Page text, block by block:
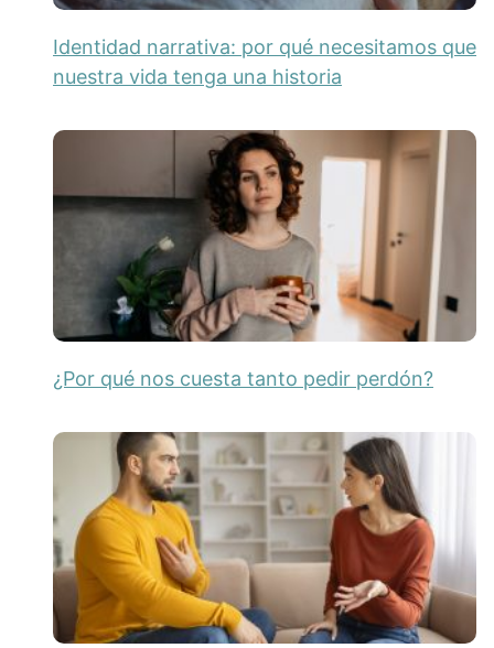
Identidad narrativa: por qué necesitamos que
nuestra vida tenga una historia
¿Por qué nos cuesta tanto pedir perdón?